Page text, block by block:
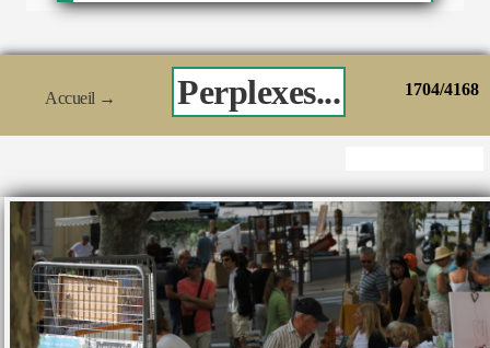
1704/4168
Accueil → Perplexes...